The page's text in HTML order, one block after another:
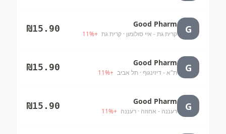
G
Good Pharm
קרית גת - איי סולומון · קרית גת +
11%
₪15.90
G
Good Pharm
ת"א - דיזינגוף · תל אביב +
11%
₪15.90
G
Good Pharm
רעננה - אחוזה · רעננה +
11%
₪15.90